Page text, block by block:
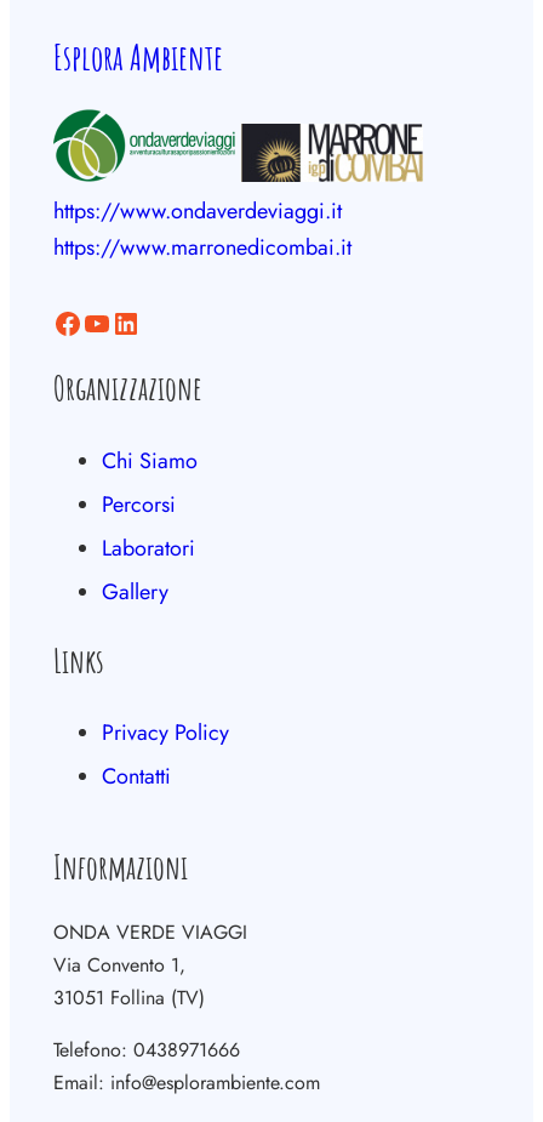
Esplora Ambiente
https://www.ondaverdeviaggi.it
https://www.marronedicombai.it
Organizzazione
Chi Siamo
Percorsi
Laboratori
Gallery
Links
Privacy Policy
Contatti
Informazioni
ONDA VERDE VIAGGI
Via Convento 1,
31051 Follina (TV)
Telefono: 0438971666
Email: info@esplorambiente.com